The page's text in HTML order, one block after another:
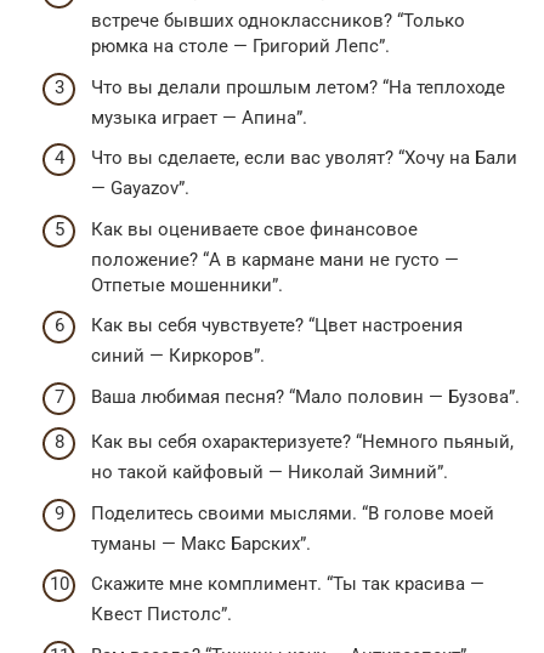
встрече бывших одноклассников? “Только
рюмка на столе — Григорий Лепс”.
Что вы делали прошлым летом? “На теплоходе
музыка играет — Апина”.
Что вы сделаете, если вас уволят? “Хочу на Бали
— Gayazov”.
Как вы оцениваете свое финансовое
положение? “А в кармане мани не густо —
Отпетые мошенники”.
Как вы себя чувствуете? “Цвет настроения
синий — Киркоров”.
Ваша любимая песня? “Мало половин — Бузова”.
Как вы себя охарактеризуете? “Немного пьяный,
но такой кайфовый — Николай Зимний”.
Поделитесь своими мыслями. “В голове моей
туманы — Макс Барских”.
Скажите мне комплимент. “Ты так красива —
Квест Пистолс”.